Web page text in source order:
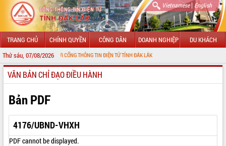
Vietnamese| English
TRANG CHỦ CHÍNH QUYỀN CÔNG DÂN DOANH NGHIỆP DU KHÁCH
Thứ sáu, 07/08/2026
MỪNG ĐẾN VỚI CỔNG THÔNG TIN ĐIỆN TỬ TỈNH ĐẮK LẮK
GIỚI THIỆU
LÃNH ĐẠO UBND TỈNH
TIN TỨC SỰ KIỆN
SỞ, BAN, NGÀNH
VĂN BẢN CHỈ ĐẠO ĐIỀU HÀNH
Bản PDF
4176/UBND-VHXH
PDF cannot be displayed.